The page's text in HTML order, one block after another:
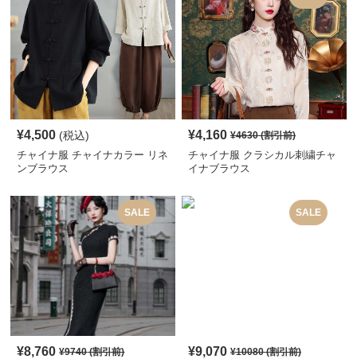
¥4,500 (税込)
チャイナ服 チャイナカラー リネ
ンブラウス
¥4,160 ¥4630(割引前)
チャイナ服 クラシカル刺繍チャ
イナブラウス
SALE
¥8,760 ¥9740(割引前)
SALE
¥9,070 ¥10080(割引前)